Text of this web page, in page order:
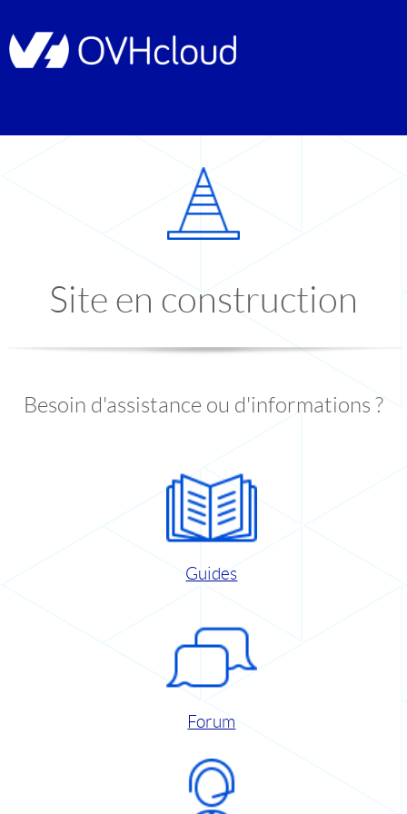
Site en construction
Besoin d'assistance ou d'informations ?
Guides
Forum